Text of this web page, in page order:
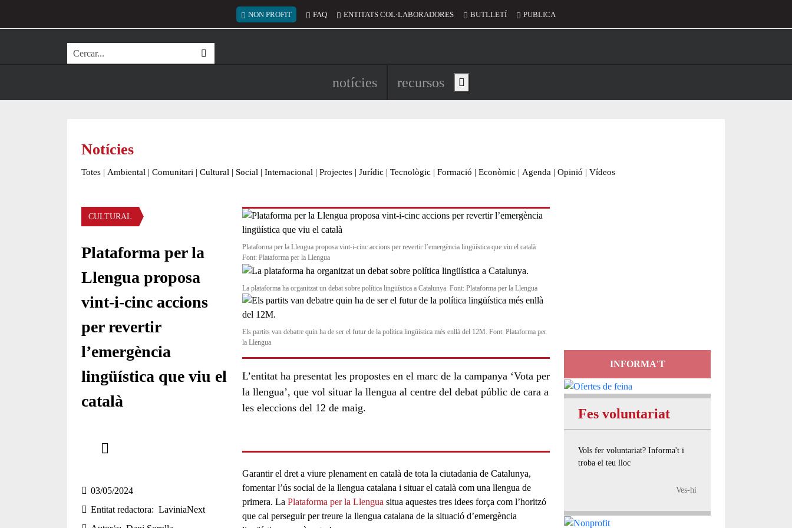
Menú del compte d'usuari
NON PROFIT FAQ ENTITATS COL·LABORADORES BUTLLETÍ PUBLICA
Cerca
Navegació principal de l'encapçalament
notícies recursos Show main menu
Notícies
Totes | Ambiental | Comunitari | Cultural | Social | Internacional | Projectes | Jurídic | Tecnològic | Formació | Econòmic | Agenda | Opinió | Vídeos
Àmbit de la notícia
CULTURAL
Plataforma per la
Llengua proposa
vint-i-cinc accions
per revertir
l’emergència
lingüística que viu el
català
03/05/2024
Entitat redactora
LaviniaNext
Plataforma per la Llengua proposa vint-i-cinc accions per revertir l’emergència lingüística que viu el català
Font: Plataforma per la Llengua
La plataforma ha organitzat un debat sobre política lingüística a Catalunya. Font: Plataforma per la Llengua
Els partits van debatre quin ha de ser el futur de la política lingüística més enllà del 12M. Font: Plataforma per
la Llengua
L’entitat ha presentat les propostes en el marc de la campanya ‘Vota per
la llengua’, que vol situar la llengua al centre del debat públic de cara a
les eleccions del 12 de maig.
Garantir el dret a viure plenament en català de tota la ciutadania de Catalunya,
fomentar l’ús social de la llengua catalana i situar el català com una llengua de
primera. La Plataforma per la Llengua situa aquestes tres idees força com l’horitzó
que cal perseguir per treure la llengua catalana de la situació d’emergència
INFORMA'T
Fes voluntariat
Vols fer voluntariat? Informa't i
troba el teu lloc
Ves-hi